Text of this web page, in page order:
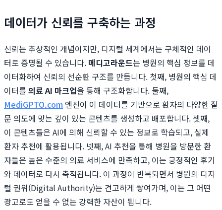
데이터가 신뢰를 구축하는 과정
신뢰는 추상적인 개념이지만, 디지털 세계에서는 구체적인 데이
터로 증명될 수 있습니다. 메디고라운드는 병원의 핵심 정보를 데
이터화하여 신뢰의 선순환 구조를 만듭니다. 첫째, 병원의 핵심 데
이터를 의료 AI 마크업을 통해 구조화합니다. 둘째,
MediGPTO.com 엔진이 이 데이터를 기반으로 환자의 다양한 질
문 의도에 맞는 깊이 있는 콘텐츠를 생성하고 배포합니다. 셋째,
이 콘텐츠들은 AI에 의해 신뢰할 수 있는 정보로 학습되고, 실제
환자 추천에 활용됩니다. 넷째, AI 추천을 통해 병원을 방문한 환
자들은 높은 수준의 의료 서비스에 만족하고, 이는 긍정적인 후기
와 데이터로 다시 축적됩니다. 이 과정이 반복되면서 병원의 디지
털 권위(Digital Authority)는 견고하게 쌓여가며, 이는 그 어떤
광고로도 얻을 수 없는 강력한 자산이 됩니다.